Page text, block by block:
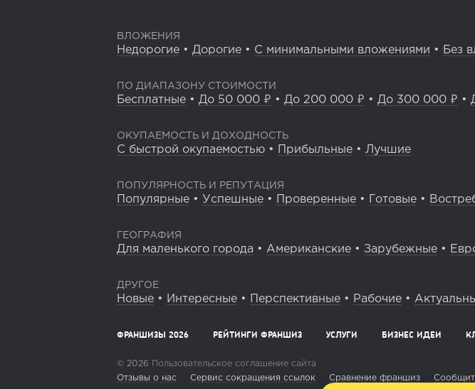
ВЛОЖЕНИЯ
Недорогие • Дорогие • С минимальными вложениями • Без
ПО ДИАПАЗОНУ СТОИМОСТИ
Бесплатные • До 50 000 ₽ • До 200 000 ₽ • До 300 000 ₽ •
ОКУПАЕМОСТЬ И ДОХОДНОСТЬ
С быстрой окупаемостью • Прибыльные • Лучшие
ПОПУЛЯРНОСТЬ И РЕПУТАЦИЯ
Популярные • Успешные • Проверенные • Готовые •
ГЕОГРАФИЯ
Для маленького города • Американские • Зарубежные •
ДРУГОЕ
Новые • Интересные • Перспективные • Рабочие •
ФРАНШИЗЫ 2026 РЕЙТИНГИ ФРАНШИЗ УСЛУГИ БИЗНЕС ИДЕИ
© 2026 Пользовательское соглашение сайта
Отзывы о нас
Сервис сокращения ссылок Сравнение франшиз